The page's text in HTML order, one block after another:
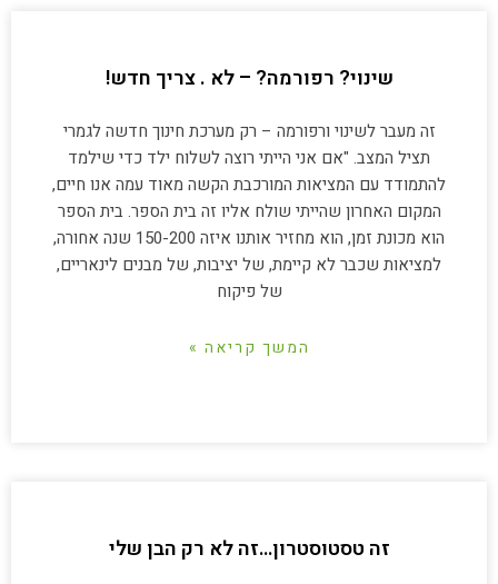
שינוי? רפורמה? – לא . צריך חדש!
זה מעבר לשינוי ורפורמה – רק מערכת חינוך חדשה לגמרי
תציל המצב. "אם אני הייתי רוצה לשלוח ילד כדי שילמד
להתמודד עם המציאות המורכבת הקשה מאוד עמה אנו חיים,
המקום האחרון שהייתי שולח אליו זה בית הספר. בית הספר
הוא מכונת זמן, הוא מחזיר אותנו איזה 150-200 שנה אחורה,
למציאות שכבר לא קיימת, של יציבות, של מבנים לינאריים,
של פיקוח
המשך קריאה »
זה טסטוסטרון…זה לא רק הבן שלי